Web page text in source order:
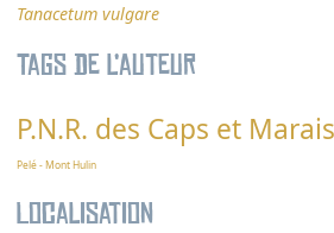
Tanacetum vulgare
Tags de l’auteur
P.N.R. des Caps et
Pelé - Mont Hulin
Localisation